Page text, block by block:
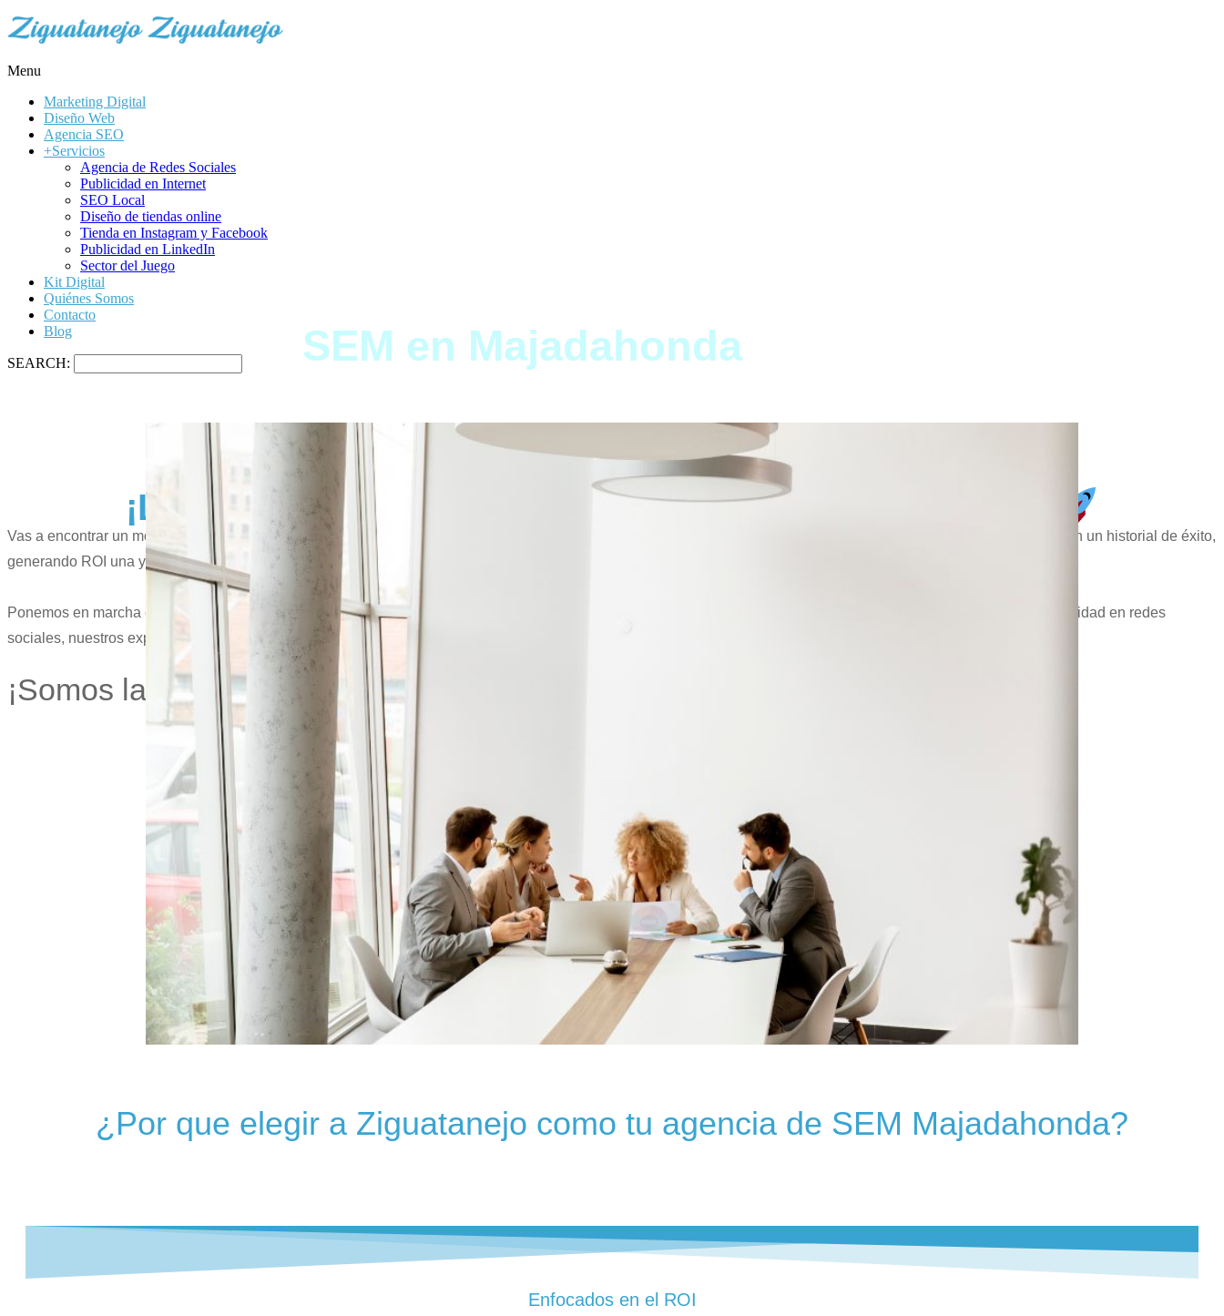
Menu
Marketing Digital
Diseño Web
Agencia SEO
+Servicios
Agencia de Redes Sociales
Publicidad en Internet
SEO Local
Diseño de tiendas online
Tienda en Instagram y Facebook
Publicidad en LinkedIn
Sector del Juego
Kit Digital
Quiénes Somos
Contacto
Blog
SEARCH: SEM en Majadahonda
¡La Agencia líder de campañas SEM en Majadahonda!
Vas a encontrar un montón de empresas de gestión de PPC y campañas SEM, pero si estás buscando una
con un historial de éxito,
generando ROI una y otra vez para nuestros clientes, estás en el lugar correcto.
Ponemos en marcha campañas de SEM multiplataforma para clientes de todos los tamaños e industrias. Desde Google Ads hasta las últimas oportunidades de publicidad en redes
sociales, nuestros expertos ofrecen una experiencia de administración de PPC insuperable.
¡Somos la agencia de publicidad Majadahonda
¿Por que elegir a Ziguatanejo como tu agencia de SEM Majadahonda?
Enfocados en el ROI